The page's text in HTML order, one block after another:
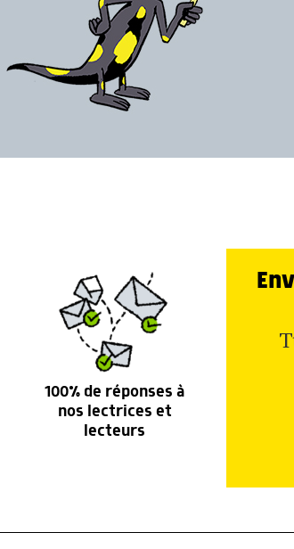
100% de réponses à
nos lectrices et
lecteurs